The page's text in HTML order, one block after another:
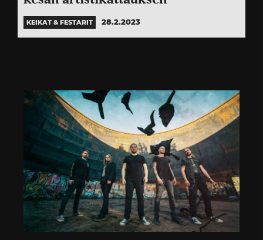
KEIKAT & FESTARIT 28.2.2023